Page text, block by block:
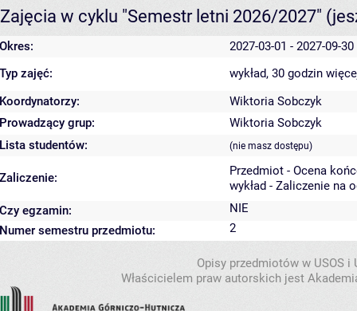
Zajęcia w cyklu "Semestr letni 2026/2027"
Okres:
2027-03-01 - 2027-09-30
Typ zajęć:
wykład, 30 godzin
Koordynatorzy:
Wiktoria Sobczyk
Prowadzący grup:
Wiktoria Sobczyk
Lista studentów:
(nie masz dostępu)
Zaliczenie:
Przedmiot - Ocena
wykład - Zaliczenie na
Czy egzamin:
NIE
Numer semestru przedmiotu:
2
Opisy przedmiotów w USOS
Właścicielem praw autorskich jest